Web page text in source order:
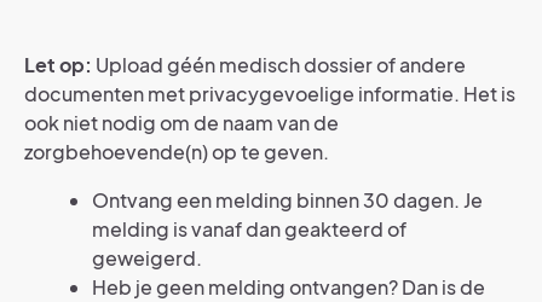
Let op: Upload géén medisch dossier of andere
documenten met privacygevoelige informatie. Het is
ook niet nodig om de naam van de
zorgbehoevende(n) op te geven.
Ontvang een melding binnen 30 dagen. Je
melding is vanaf dan geakteerd of
geweigerd.
Heb je geen melding ontvangen? Dan is de